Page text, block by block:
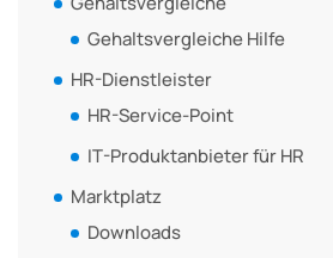
Gehaltsvergleiche Hilfe
HR-Dienstleister
HR-Service-Point
IT-Produktanbieter für HR
Marktplatz
Downloads